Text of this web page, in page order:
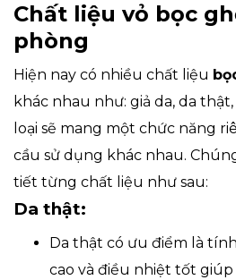
Chất liệu vỏ bọc
phòng
Hiện nay có nhiều chất liệu
khác nhau như: giả da, da
loại sẽ mang một chức năng
cầu sử dụng khác nhau.
tiết từng chất liệu như sau:
Da thật:
Da thật có ưu điểm là
cao và điều nhiệt tốt